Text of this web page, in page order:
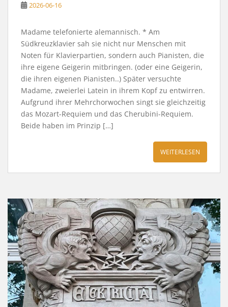
2026-06-16
Madame telefonierte alemannisch. * Am
Südkreuzklavier sah sie nicht nur Menschen mit
Noten für Klavierpartien, sondern auch Pianisten, die
ihre eigene Geigerin mitbringen. (oder eine Geigerin,
die ihren eigenen Pianisten..) Später versuchte
Madame, zweierlei Latein in ihrem Kopf zu entwirren.
Aufgrund ihrer Mehrchorwochen singt sie gleichzeitig
das Mozart-Requiem und das Cherubini-Requiem.
Beide haben im Prinzip […]
WEITERLESEN